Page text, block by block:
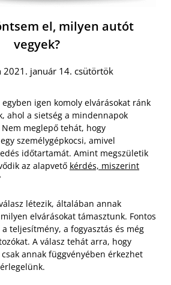
el, milyen autót
vegyek?
2021. január 14. csütörtök
igen komoly elvárásokat ránk
ahol a sietség a mindennapok
meglepő tehát, hogy
személygépkocsi, amivel
időtartamát. Amint megszületik
az alapvető kérdés, miszerint
létezik, általában annak
elvárásokat támasztunk. Fontos
teljesítmény, a fogyasztás és még
A válasz tehát arra, hogy
annak függvényében érkezhet